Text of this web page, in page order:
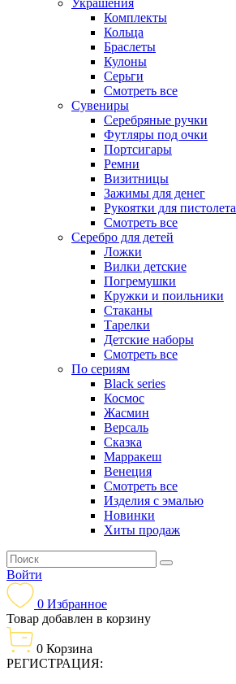
Украшения
Комплекты
Кольца
Браслеты
Кулоны
Серьги
Смотреть все
Сувениры
Серебряные ручки
Футляры под очки
Портсигары
Ремни
Визитницы
Зажимы для денег
Рукоятки для пистолета
Смотреть все
Серебро для детей
Ложки
Вилки детские
Погремушки
Кружки и поильники
Стаканы
Тарелки
Детские наборы
Смотреть все
По сериям
Black series
Космос
Жасмин
Версаль
Сказка
Марракеш
Венеция
Смотреть все
Изделия с эмалью
Новинки
Хиты продаж
Войти
0 Избранное
Товар добавлен в корзину
0 Корзина
РЕГИСТРАЦИЯ: